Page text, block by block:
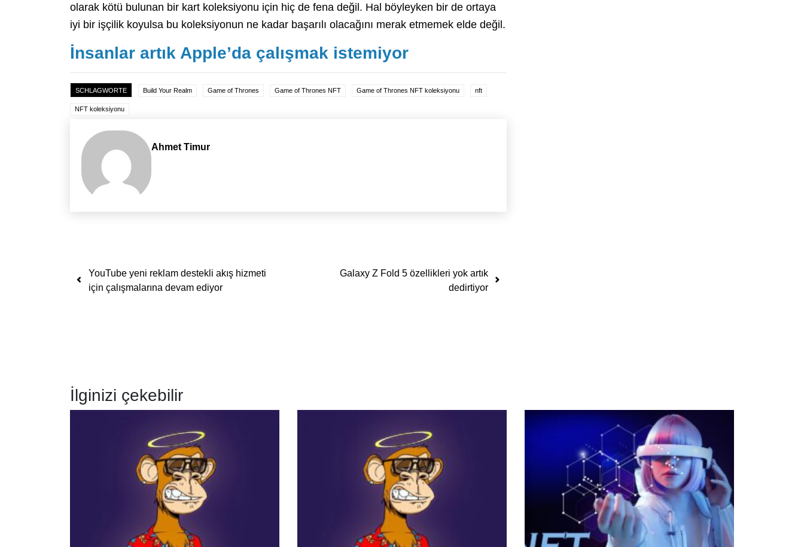
olarak kötü bulunan bir kart koleksiyonu için hiç de fena değil. Hal böyleyken bir de ortaya
iyi bir işçilik koyulsa bu koleksiyonun ne kadar başarılı olacağını merak etmemek elde değil.
İnsanlar artık Apple’da çalışmak istemiyor
SCHLAGWORTE Build Your Realm Game of Thrones Game of Thrones NFT Game of Thrones NFT koleksiyonu nft
NFT koleksiyonu
Ahmet Timur
Yazı dolaşımı
YouTube yeni reklam destekli akış hizmeti
için çalışmalarına devam ediyor
Galaxy Z Fold 5 özellikleri yok artık
dedirtiyor
İlginizi çekebilir